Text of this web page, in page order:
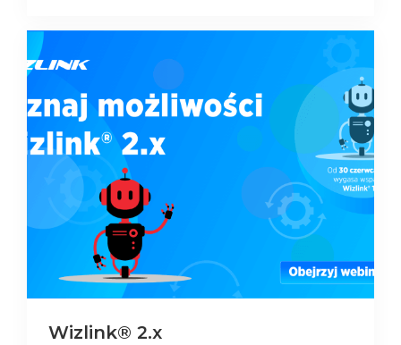
Wizlink® 2.x